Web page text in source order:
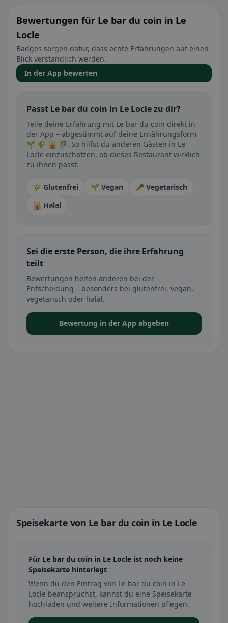
Bewertungen für Le bar du coin in Le
Locle
Badges sorgen dafür, dass echte Erfahrungen auf einen
Blick verständlich werden.
In der App bewerten
Passt Le bar du coin in Le Locle zu dir?
Teile deine Erfahrung mit Le bar du coin direkt in
der App – abgestimmt auf deine Ernährungsform
🌱 🌾 🕌 🥬. So hilfst du anderen Gästen in Le
Locle einzuschätzen, ob dieses Restaurant wirklich
zu ihnen passt.
🌾 Glutenfrei 🌱 Vegan
🥕 Vegetarisch
🕌 Halal
Sei die erste Person, die ihre Erfahrung
teilt
Bewertungen helfen anderen bei der
Entscheidung – besonders bei glutenfrei, vegan,
vegetarisch oder halal.
Bewertung in der App abgeben
Speisekarte von Le bar du coin in Le Locle
Für Le bar du coin in Le Locle ist noch keine
Speisekarte hinterlegt
Wenn du den Eintrag von Le bar du coin in Le
Locle beanspruchst, kannst du eine Speisekarte
hochladen und weitere Informationen pflegen.